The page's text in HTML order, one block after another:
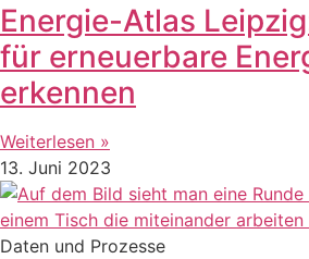
Energie-Atlas
für erneuerbare
erkennen
Weiterlesen »
13. Juni 2023
Daten und Prozesse